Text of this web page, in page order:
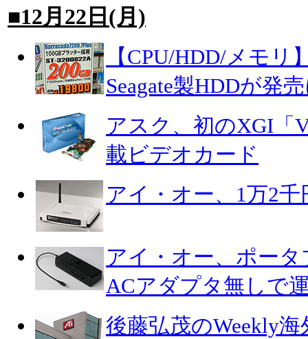
■12月22日(月)
【CPU/HDD/メモ
Seagate製HDDが発
アスク、初のXGI「
載ビデオカード
アイ・オー、1万2
アイ・オー、ポー
ACアダプタ無しで
後藤弘茂のWeekly